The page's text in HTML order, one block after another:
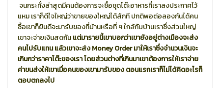
จนกระทั่งล่าสุดมีคนต้องการจะซื้อชุดโต๊ะอาหารที่เราลงประกาศไว้
แหม เราก็ดีใจใหญ่ว่าขายของใหญ่ได้สักที ปกติพอต่อลองกันได้คน
ซื้อเขาก็ยินดีจะมารับของที่บ้านหรือที่ ๆ ใกล้กับบ้านเราซึ่งส่วนใหญ่
เขาจะจ่ายเงินสดกันแต่มารายนี้เขาบอกว่าเขายังอยู่ต่างเมืองจะส่ง
คนไปรับแทน แล้วเขาจะส่ง Money Order มาให้เราซึ่งจำนวนเงินจะ
เกินกว่าราคาโต๊ะของเรา โดยส่วนต่างที่เกินมาเขาต้องการให้เราจ่าย
ค่าขนส่งให้เขาเมื่อคนของเขามารับของ ตอนแรกเราก็ไม่ได้คิดอะไรก็
ตอบตกลงไป